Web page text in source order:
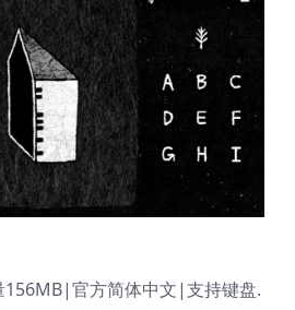
官方简体中文|支持键盘.